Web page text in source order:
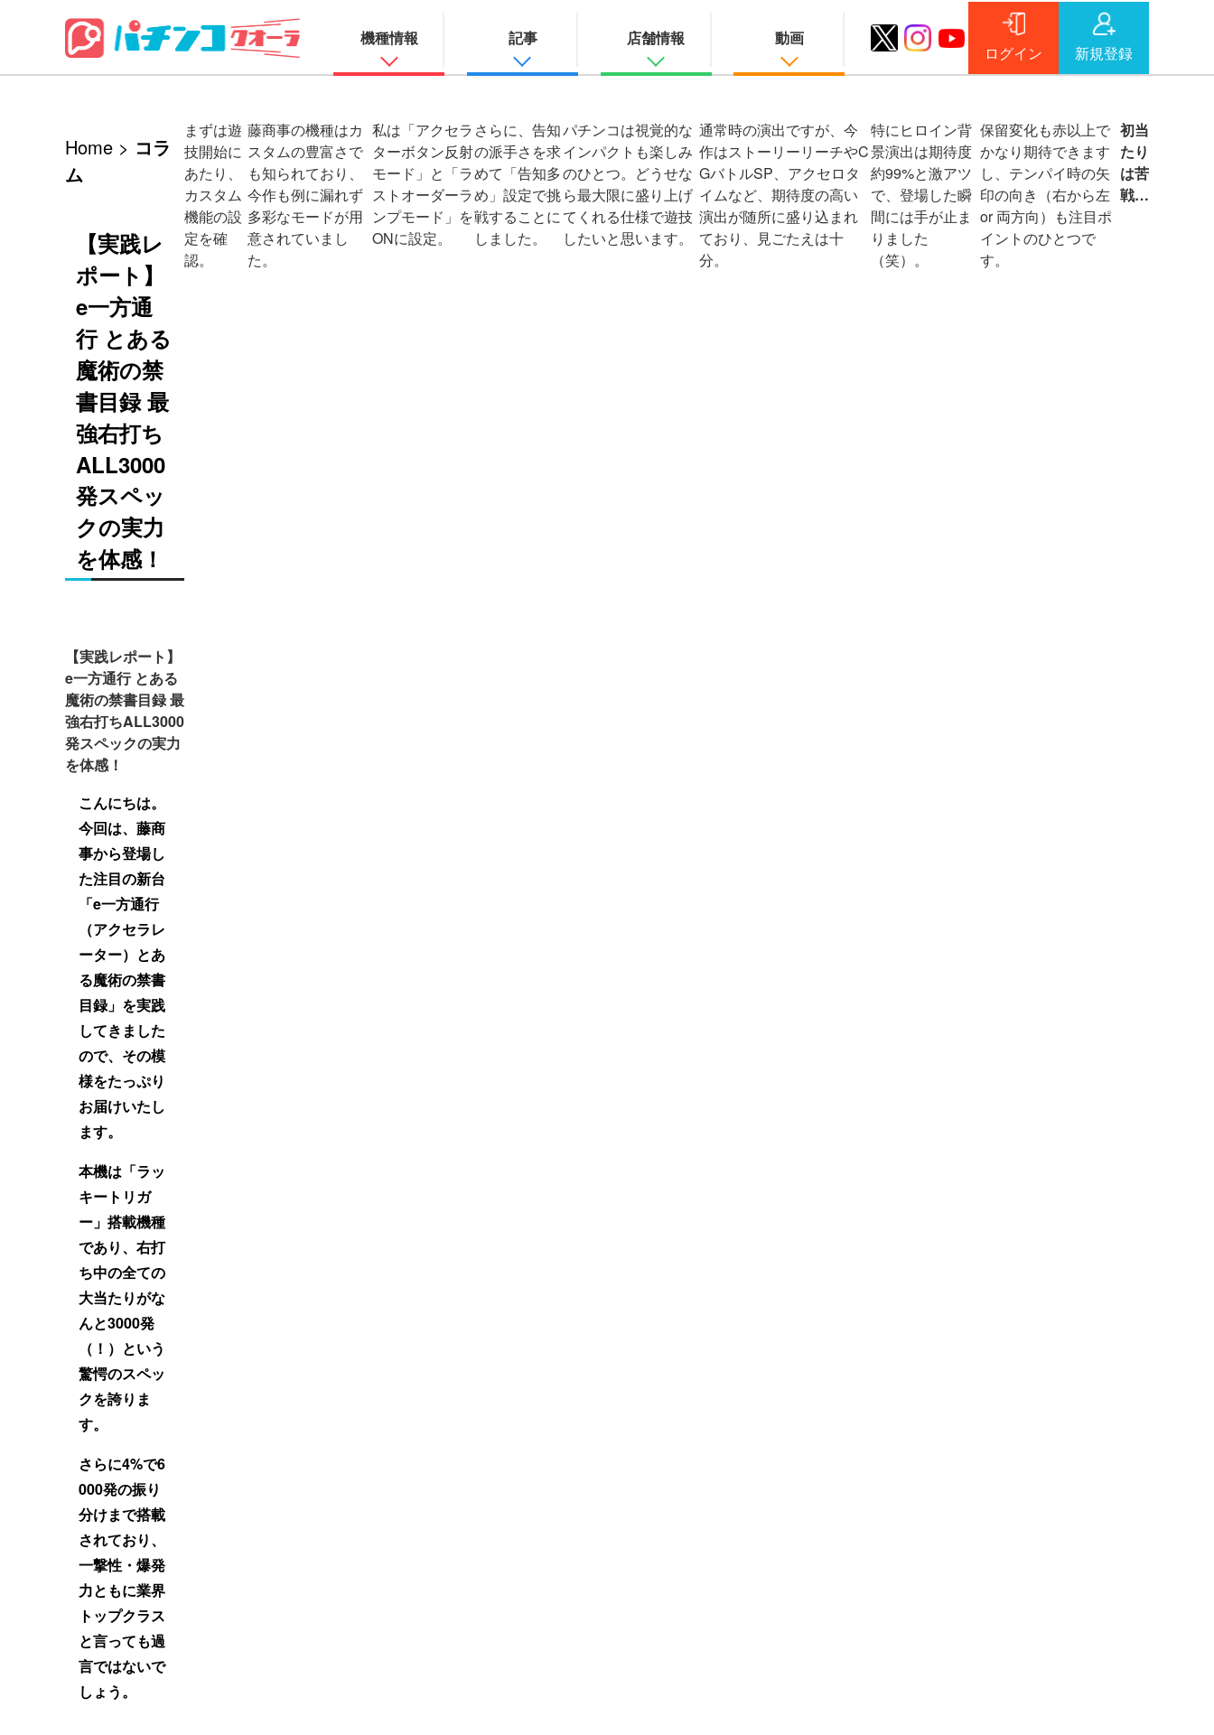
機種情報
パチスロ
コラム
コミュニティ
店舗情報
ホール情報
公式チャンネル
YouTuber動画
機種情報
パチンコ
記事
コラム
実戦記事
店舗情報
業界ニュース
動画
公式チャンネ ログイン 新規登録
Home > コラ
ム
【実践レ
ポート】
e一方通
行 とある
魔術の禁
書目録 最
強右打ち
ALL3000
発スペッ
クの実力
を体感！
【実践レポート】
e一方通行 とある
魔術の禁書目録 最
強右打ちALL3000
発スペックの実力
を体感！
こんにちは。
今回は、藤商
事から登場し
た注目の新台
「e一方通行
（アクセラレ
ーター）とあ
る魔術の禁書
目録」を実践
してきました
ので、その模
様をたっぷり
お届けいたし
ます。
本機は「ラッ
キートリガ
ー」搭載機種
であり、右打
ち中の全ての
大当たりがな
んと3000発
（！）という
驚愕のスペッ
クを誇りま
す。
さらに4%で6
000発の振り
分けまで搭載
されており、
一撃性・爆発
力ともに業界
トップクラス
と言っても過
言ではないで
しょう。
まずは遊
技開始に
あたり、
カスタム
機能の設
定を確
認。
藤商事の機種はカ
スタムの豊富さで
も知られており、
今作も例に漏れず
多彩なモードが用
意されていまし
た。
私は「アクセラ
ターボタン反射
モード」と「ラ
ストオーダーラ
ンプモード」を
ONに設定。
さらに、告知
の派手さを求
めて「告知多
め」設定で挑
戦することに
しました。
パチンコは視覚的な
インパクトも楽しみ
のひとつ。どうせな
ら最大限に盛り上げ
てくれる仕様で遊技
したいと思います。
通常時の演出ですが、今
作はストーリーリーチやC
GバトルSP、アクセロタ
イムなど、期待度の高い
演出が随所に盛り込まれ
ており、見ごたえは十
分。
特にヒロイン背
景演出は期待度
約99%と激アツ
で、登場した瞬
間には手が止ま
りました
（笑）。
保留変化も赤以上で
かなり期待できます
し、テンパイ時の矢
印の向き（右から左
or 両方向）も注目ポ
イントのひとつで
す。
初当
たり
は苦
戦…